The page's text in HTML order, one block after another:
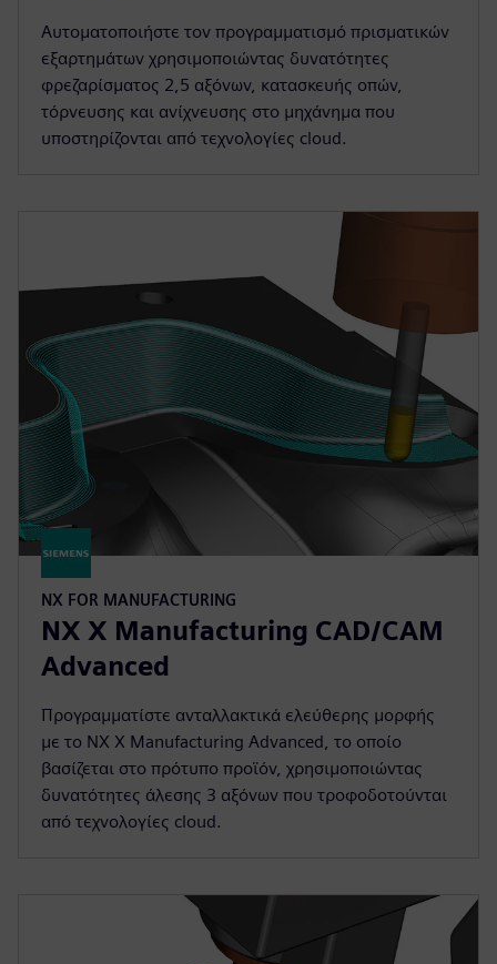
Αυτοματοποιήστε τον προγραμματισμό πρισματικών
εξαρτημάτων χρησιμοποιώντας δυνατότητες
φρεζαρίσματος 2,5 αξόνων, κατασκευής οπών,
τόρνευσης και ανίχνευσης στο μηχάνημα που
υποστηρίζονται από τεχνολογίες cloud.
NX FOR MANUFACTURING
NX X Manufacturing CAD/CAM
Advanced
Προγραμματίστε ανταλλακτικά ελεύθερης μορφής
με το NX X Manufacturing Advanced, το οποίο
βασίζεται στο πρότυπο προϊόν, χρησιμοποιώντας
δυνατότητες άλεσης 3 αξόνων που τροφοδοτούνται
από τεχνολογίες cloud.